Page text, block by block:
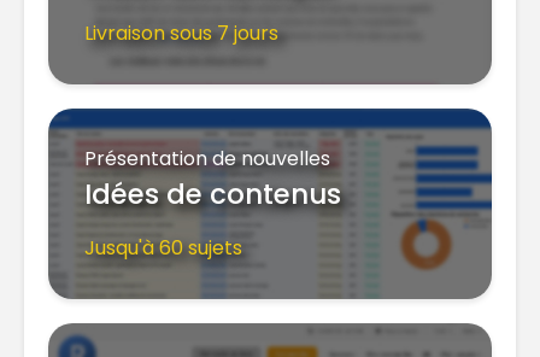
Livraison sous 7 jours
Présentation de nouvelles
Idées de contenus
Jusqu'à 60 sujets